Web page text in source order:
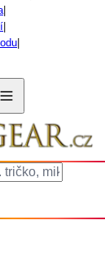
|